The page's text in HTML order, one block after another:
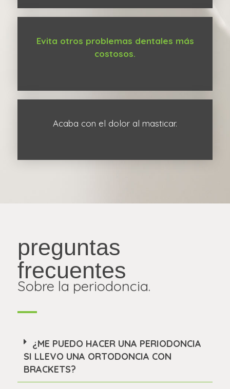
Evita otros problemas dentales más
costosos.
Acaba con el dolor al masticar.
preguntas
frecuentes
Sobre la periodoncia.
¿ME PUEDO HACER UNA PERIODONCIA
SI LLEVO UNA ORTODONCIA CON
BRACKETS?